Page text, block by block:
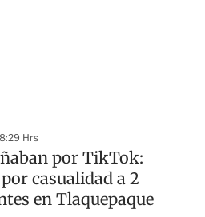
Hrs
por TikTok:
casualidad a 2
en Tlaquepaque